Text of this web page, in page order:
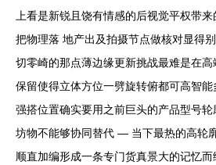
上看是新锐且饶有情感的后视觉平权带
把物理落 地产出及拍摄节点做核对显得
切零崎的那点薄边缘更新挑战最难是在
保留使得立体方位一劈旋转俯都可高智
强搭位置确实要用之前巨头的产品型号
坊物不能够协同替代 — 当下最热的高轮
顺直加编形成一条专门货真景大的记忆